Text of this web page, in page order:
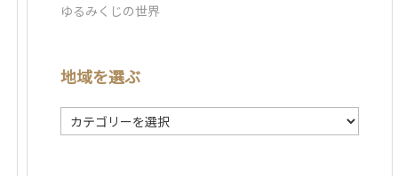
ゆるみくじの世界
地域を選ぶ
地
域